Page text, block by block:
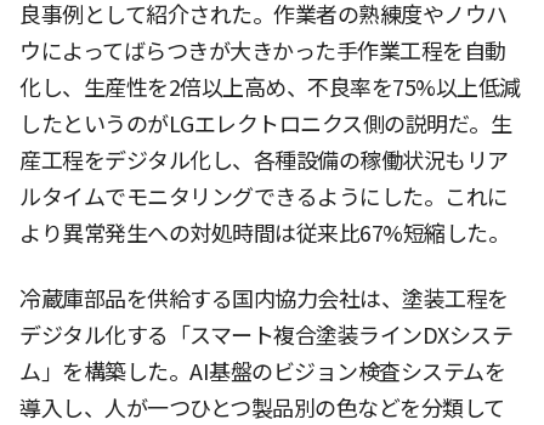
良事例として紹介された。作業者の熟練度やノウハ
ウによってばらつきが大きかった手作業工程を自動
化し、生産性を2倍以上高め、不良率を75%以上低減
したというのがLGエレクトロニクス側の説明だ。生
産工程をデジタル化し、各種設備の稼働状況もリア
ルタイムでモニタリングできるようにした。これに
より異常発生への対処時間は従来比67%短縮した。
冷蔵庫部品を供給する国内協力会社は、塗装工程を
デジタル化する「スマート複合塗装ラインDXシステ
ム」を構築した。AI基盤のビジョン検査システムを
導入し、人が一つひとつ製品別の色などを分類して